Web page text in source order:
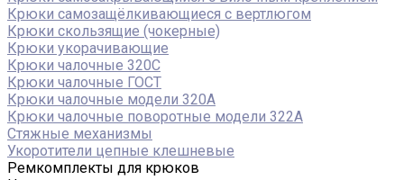
Крюки самозащёлкивающиеся с вертлюгом
Крюки скользящие (чокерные)
Крюки укорачивающие
Крюки чалочные 320C
Крюки чалочные ГОСТ
Крюки чалочные модели 320А
Крюки чалочные поворотные модели 322А
Стяжные механизмы
Укоротители цепные клешневые
Ремкомплекты для крюков